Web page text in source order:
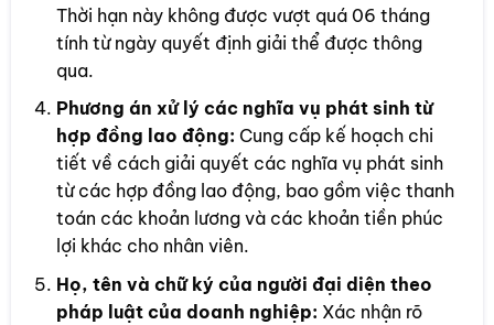
Thời hạn này không được vượt quá 06 tháng
tính từ ngày quyết định giải thể được thông
qua.
Phương án xử lý các nghĩa vụ phát sinh từ
hợp đồng lao động: Cung cấp kế hoạch chi
tiết về cách giải quyết các nghĩa vụ phát sinh
từ các hợp đồng lao động, bao gồm việc thanh
toán các khoản lương và các khoản tiền phúc
lợi khác cho nhân viên.
Họ, tên và chữ ký của người đại diện theo
pháp luật của doanh nghiệp: Xác nhận rõ